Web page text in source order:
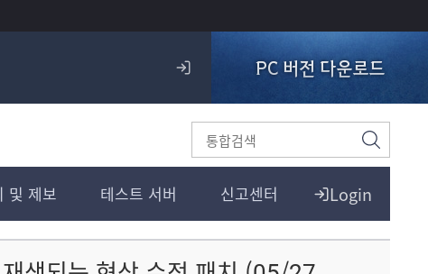
로
PC 버전 다운로드
검
색
Login
및 제보 테스트 서버 신고센터